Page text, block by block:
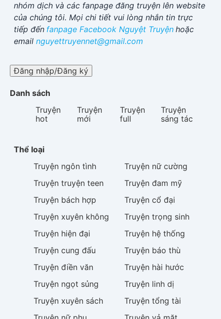
nhóm dịch và các fanpage đăng truyện lên website
của chúng tôi. Mọi chi tiết vui lòng nhắn tin trực
tiếp đến fanpage Facebook Nguyệt Truyện hoặc
email nguyettruyennet@gmail.com
Đăng nhập/Đăng ký
Danh sách
Truyện
hot
Truyện
mới
Truyện
full
Truyện
sáng tác
Thể loại
Truyện ngôn tình Truyện nữ cường
Truyện truyện teen Truyện đam mỹ
Truyện bách hợp Truyện cổ đại
Truyện xuyên không Truyện trọng sinh
Truyện hiện đại Truyện hệ thống
Truyện cung đấu Truyện báo thù
Truyện điền văn Truyện hài hước
Truyện ngọt sủng Truyện linh dị
Truyện xuyên sách Truyện tổng tài